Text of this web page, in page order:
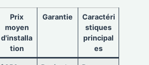
Prix
moyen
d'installa
tion
Garantie
Caractéri
stiques
principal
es